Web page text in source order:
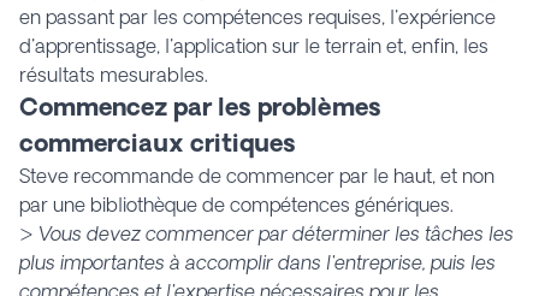
en passant par les compétences requises, l'expérience
d'apprentissage, l'application sur le terrain et, enfin, les
résultats mesurables.
Commencez par les problèmes
commerciaux critiques
Steve recommande de commencer par le haut, et non
par une bibliothèque de compétences génériques.
> Vous devez commencer par déterminer les tâches les
plus importantes à accomplir dans l'entreprise, puis les
compétences et l'expertise nécessaires pour les